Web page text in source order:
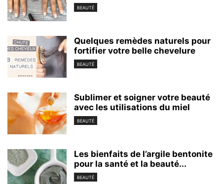
BEAUTÉ
Quelques remèdes naturels pour
fortifier votre belle chevelure
BEAUTÉ
Sublimer et soigner votre beauté
avec les utilisations du miel
BEAUTÉ
Les bienfaits de l’argile bentonite
pour la santé et la beauté...
BEAUTÉ